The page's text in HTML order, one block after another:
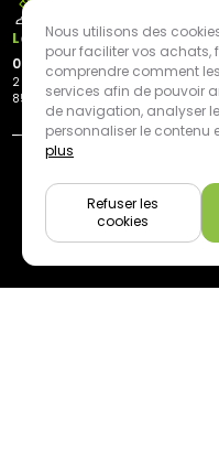
Les Herbiers
02 21 81 23 11
2 rue des Peupliers
85500 Les Herbiers
Livraison
Plan du site
Nous utilisons des
pour faciliter vos achats,
comprendre comment
services afin de pouvoir
de navigation, analyser
personnaliser le contenu
plus
Refuser les
cookies